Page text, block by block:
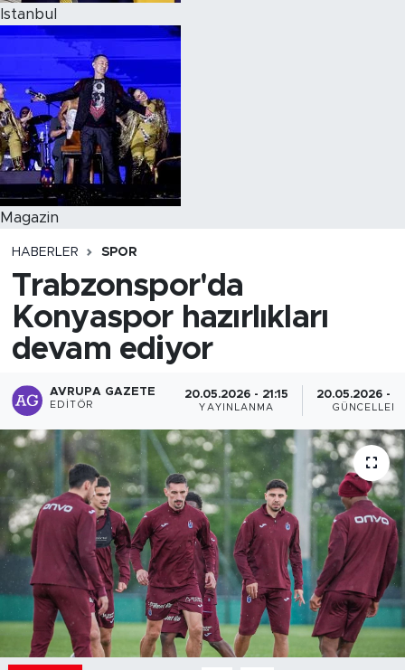
Istanbul
Magazin
HABERLER SPOR
Trabzonspor'da
Konyaspor hazırlıkları
devam ediyor
AVRUPA GAZETE
EDITÖR
20.05.2026 - 21:15
YAYINLANMA
20.05.2026 -